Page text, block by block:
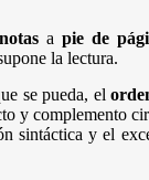
notasa pie de
la lectura.
se pueda, el
y complemento
sintáctica y el